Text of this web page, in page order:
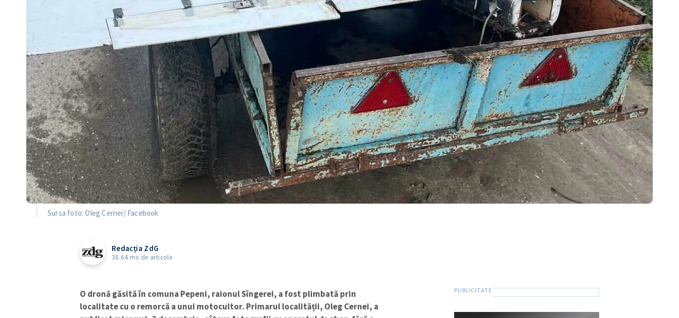
Sursa foto: Oleg Cernei/ Facebook
Redacția ZdG
38.64 mii de articole
O dronă găsită în comuna Pepeni, raionul Sîngerei, a fost plimbată prin
localitate cu o remorcă a unui motocultor. Primarul localității, Oleg Cernei, a